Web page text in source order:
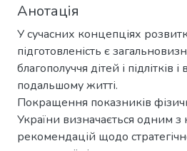
Анотація
У сучасних концепціях
підготовленість є
благополуччя дітей і
подальшому житті.
Покращення показників
України визначається одним з
рекомендацій щодо